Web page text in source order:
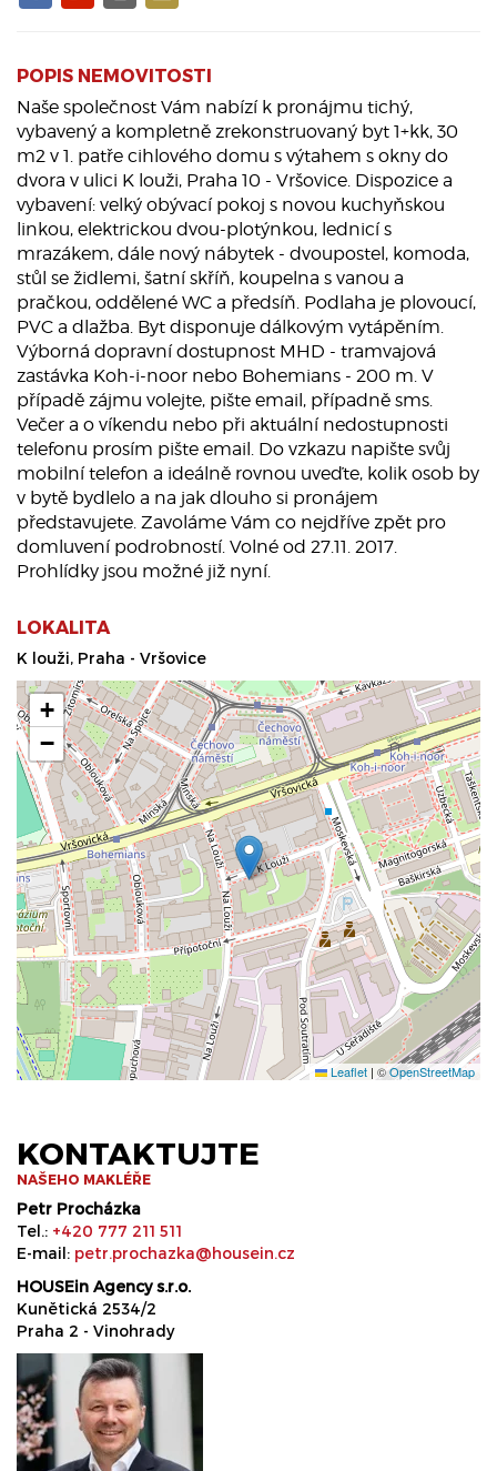
POPIS NEMOVITOSTI
Naše společnost Vám nabízí k pronájmu tichý,
vybavený a kompletně zrekonstruovaný byt 1+kk, 30
m2 v 1. patře cihlového domu s výtahem s okny do
dvora v ulici K louži, Praha 10 - Vršovice. Dispozice a
vybavení: velký obývací pokoj s novou kuchyňskou
linkou, elektrickou dvou-plotýnkou, lednicí s
mrazákem, dále nový nábytek - dvoupostel, komoda,
stůl se židlemi, šatní skříň, koupelna s vanou a
pračkou, oddělené WC a předsíň. Podlaha je plovoucí,
PVC a dlažba. Byt disponuje dálkovým vytápěním.
Výborná dopravní dostupnost MHD - tramvajová
zastávka Koh-i-noor nebo Bohemians - 200 m. V
případě zájmu volejte, pište email, případně sms.
Večer a o víkendu nebo při aktuální nedostupnosti
telefonu prosím pište email. Do vzkazu napište svůj
mobilní telefon a ideálně rovnou uveďte, kolik osob by
v bytě bydlelo a na jak dlouho si pronájem
představujete. Zavoláme Vám co nejdříve zpět pro
domluvení podrobností. Volné od 27.11. 2017.
Prohlídky jsou možné již nyní.
LOKALITA
K louži, Praha - Vršovice
+
−
Leaflet | ©OpenStreetMap
KONTAKTUJTE
NAŠEHO MAKLÉŘE
Petr Procházka
Tel.: +420 777 211 511
E-mail: petr.prochazka@housein.cz
HOUSEin Agency s.r.o.
Kunětická 2534/2
Praha 2 - Vinohrady